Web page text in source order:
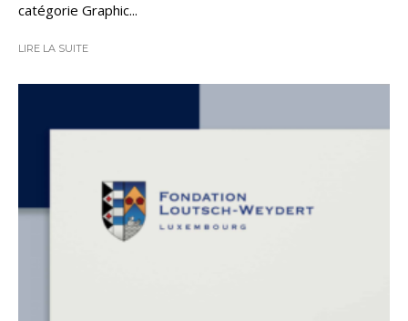
catégorie Graphic...
LIRE LA SUITE